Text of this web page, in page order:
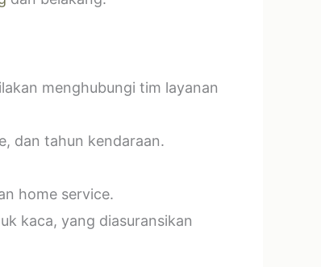
menghubungi tim layanan
dan tahun kendaraan.
home service.
kaca, yang diasuransikan